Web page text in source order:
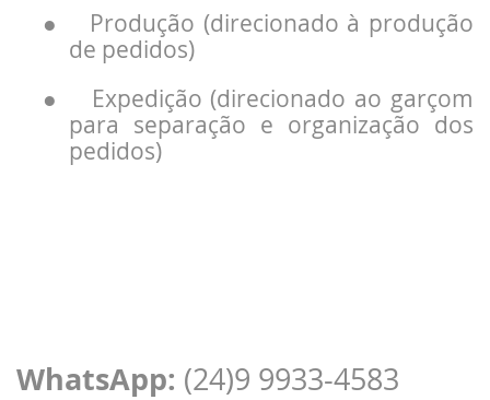
●
Produção (direcionado à produção
de pedidos)
●
Expedição (direcionado ao garçom
para separação e organização dos
pedidos)
WhatsApp: (24)9 9933-4583